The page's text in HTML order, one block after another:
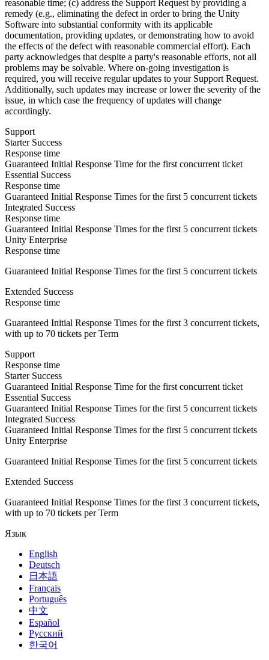
reasonable time; (c) address the Support Request by providing a
remedy (e.g., eliminating the defect in order to bring the Unity
Software into substantial conformity with its applicable
documentation, providing updates, or demonstrating how to avoid
the effects of the defect with reasonable commercial effort). Each
party acknowledges that despite a party's reasonable efforts, not all
problems may be solvable. Where on-going investigation is
required, you will receive regular updates to your Support Request.
Additionally, such updates may increase or lower the severity of the
issue, in which case the frequency of updates will change
accordingly.
Support
Starter Success
Response time
Guaranteed Initial Response Time for the first concurrent ticket
Essential Success
Response time
Guaranteed Initial Response Times for the first 5 concurrent tickets
Integrated Success
Response time
Guaranteed Initial Response Times for the first 5 concurrent tickets
Unity Enterprise
Response time
Guaranteed Initial Response Times for the first 5 concurrent tickets
Extended Success
Response time
Guaranteed Initial Response Times for the first 3 concurrent tickets,
with up to 70 tickets per Term
Support
Response time
Starter Success
Guaranteed Initial Response Time for the first concurrent ticket
Essential Success
Guaranteed Initial Response Times for the first 5 concurrent tickets
Integrated Success
Guaranteed Initial Response Times for the first 5 concurrent tickets
Unity Enterprise
Guaranteed Initial Response Times for the first 5 concurrent tickets
Extended Success
Guaranteed Initial Response Times for the first 3 concurrent tickets,
with up to 70 tickets per Term
Язык
English
Deutsch
日本語
Français
Português
中文
Español
Русский
한국어